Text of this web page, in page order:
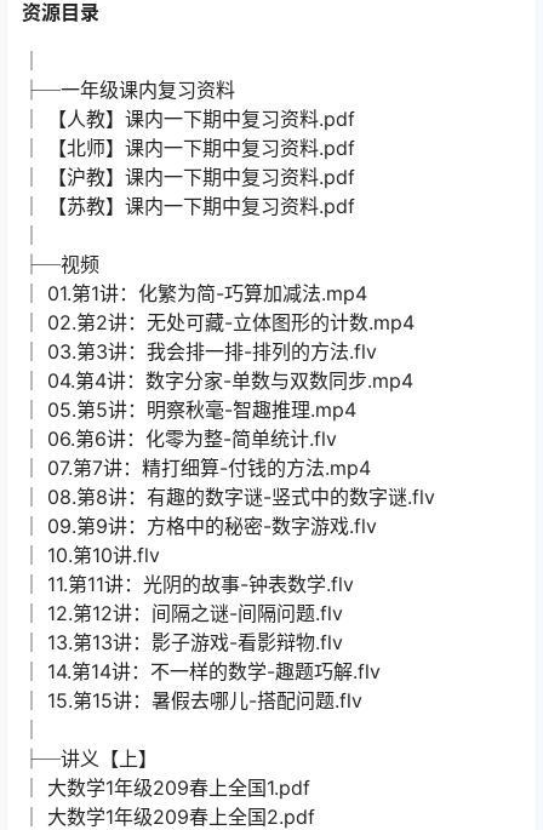
资源目录
├─一年级课内复习资料
│ 【人教】课内一下期中复习资料.pdf
│ 【北师】课内一下期中复习资料.pdf
│ 【沪教】课内一下期中复习资料.pdf
│ 【苏教】课内一下期中复习资料.pdf
├─视频
│ 01.第1讲：化繁为简-巧算加减法.mp4
│ 02.第2讲：无处可藏-立体图形的计数.mp4
│ 03.第3讲：我会排一排-排列的方法.flv
│ 04.第4讲：数字分家-单数与双数同步.mp4
│ 05.第5讲：明察秋毫-智趣推理.mp4
│ 06.第6讲：化零为整-简单统计.flv
│ 07.第7讲：精打细算-付钱的方法.mp4
│ 08.第8讲：有趣的数字谜-竖式中的数字谜.flv
│ 09.第9讲：方格中的秘密-数字游戏.flv
│ 10.第10讲.flv
│ 11.第11讲：光阴的故事-钟表数学.flv
│ 12.第12讲：间隔之谜-间隔问题.flv
│ 13.第13讲：影子游戏-看影辩物.flv
│ 14.第14讲：不一样的数学-趣题巧解.flv
│ 15.第15讲：暑假去哪儿-搭配问题.flv
├─讲义【上】
│ 大数学1年级209春上全国1.pdf
│ 大数学1年级209春上全国2.pdf